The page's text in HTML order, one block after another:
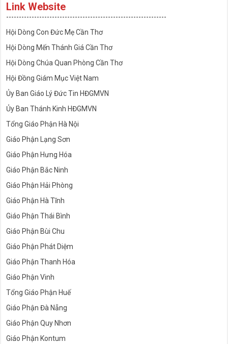
Link Website
---------------------------------------------------------------
Hội Dòng Con Đức Mẹ Cần Thơ
Hội Dòng Mến Thánh Giá Cần Thơ
Hội Dòng Chúa Quan Phòng Cần Thơ
Hội Đồng Giám Mục Việt Nam
Ủy Ban Giáo Lý Đức Tin HĐGMVN
Ủy Ban Thánh Kinh HĐGMVN
Tổng Giáo Phận Hà Nội
Giáo Phận Lạng Sơn
Giáo Phận Hưng Hóa
Giáo Phận Bắc Ninh
Giáo Phận Hải Phòng
Giáo Phận Hà Tĩnh
Giáo Phận Thái Bình
Giáo Phận Bùi Chu
Giáo Phận Phát Diệm
Giáo Phận Thanh Hóa
Giáo Phận Vinh
Tổng Giáo Phận Huế
Giáo Phận Đà Nẵng
Giáo Phận Quy Nhơn
Giáo Phận Kontum